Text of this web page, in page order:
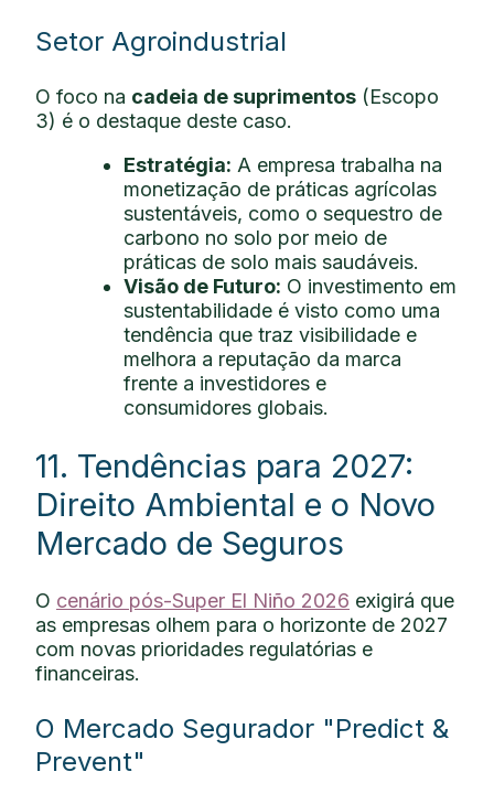
Setor Agroindustrial
O foco na cadeia de suprimentos (Escopo
3) é o destaque deste caso.
Estratégia: A empresa trabalha na
monetização de práticas agrícolas
sustentáveis, como o sequestro de
carbono no solo por meio de
práticas de solo mais saudáveis.
Visão de Futuro: O investimento em
sustentabilidade é visto como uma
tendência que traz visibilidade e
melhora a reputação da marca
frente a investidores e
consumidores globais.
11. Tendências para 2027:
Direito Ambiental e o Novo
Mercado de Seguros
O cenário pós-Super El Niño 2026 exigirá que
as empresas olhem para o horizonte de 2027
com novas prioridades regulatórias e
financeiras.
O Mercado Segurador "Predict &
Prevent"